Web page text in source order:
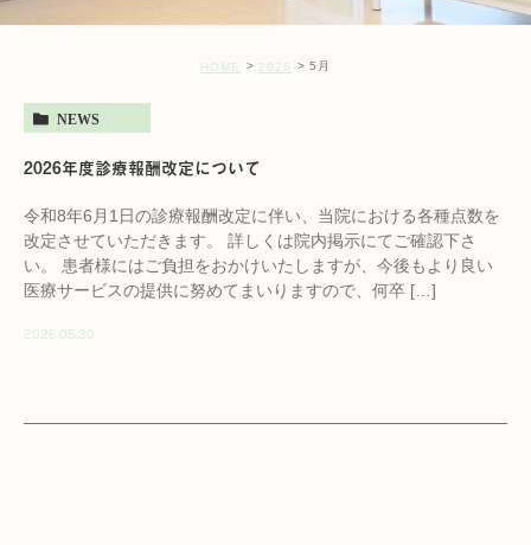
HOME 2026 5月
NEWS
2026年度診療報酬改定について
令和8年6月1日の診療報酬改定に伴い、当院における各種点数を
改定させていただきます。 詳しくは院内掲示にてご確認下さ
い。 患者様にはご負担をおかけいたしますが、今後もより良い
医療サービスの提供に努めてまいりますので、何卒 […]
2026.05.30